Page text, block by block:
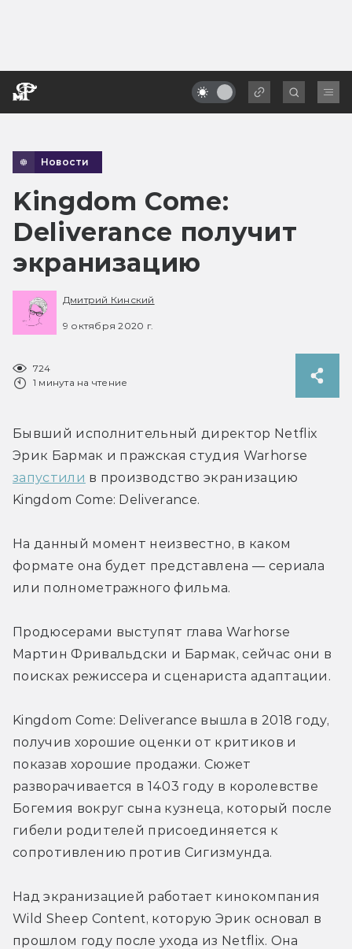
Новости
Kingdom Come:
Deliverance получит
экранизацию
Дмитрий Кинский
9 октября 2020 г.
724
1 минута на чтение
Бывший исполнительный директор Netflix
запустили в производство экранизацию
Kingdom Come: Deliverance.
На данный момент неизвестно, в каком
формате она будет представлена — сериала
или полнометражного фильма.
Продюсерами выступят глава Warhorse
Мартин Фривальдски и Бармак, сейчас они в
поисках режиссера и сценариста адаптации.
Kingdom Come: Deliverance вышла в 2018 году,
получив хорошие оценки от критиков и
показав хорошие продажи. Сюжет
разворачивается в 1403 году в королевстве
Богемия вокруг сына кузнеца, который после
гибели родителей присоединяется к
сопротивлению против Сигизмунда.
Над экранизацией работает кинокомпания
Wild Sheep Content, которую Эрик основал в
прошлом году после ухода из Netflix. Она